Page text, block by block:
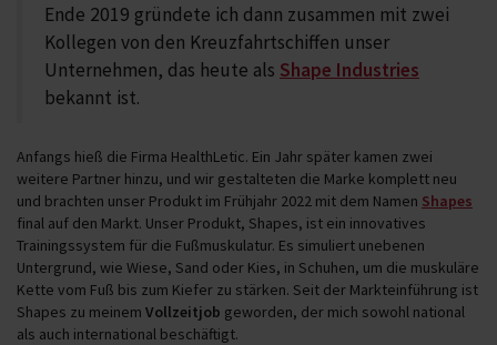
Ende 2019 gründete ich dann zusammen mit zwei
Kollegen von den Kreuzfahrtschiffen unser
Unternehmen, das heute als Shape Industries
bekannt ist.
Anfangs hieß die Firma HealthLetic. Ein Jahr später kamen zwei
weitere Partner hinzu, und wir gestalteten die Marke komplett neu
und brachten unser Produkt im Frühjahr 2022 mit dem Namen Shapes
final auf den Markt. Unser Produkt, Shapes, ist ein innovatives
Trainingssystem für die Fußmuskulatur. Es simuliert unebenen
Untergrund, wie Wiese, Sand oder Kies, in Schuhen, um die muskuläre
Kette vom Fuß bis zum Kiefer zu stärken. Seit der Markteinführung ist
Shapes zu meinem Vollzeitjob geworden, der mich sowohl national
als auch international beschäftigt.